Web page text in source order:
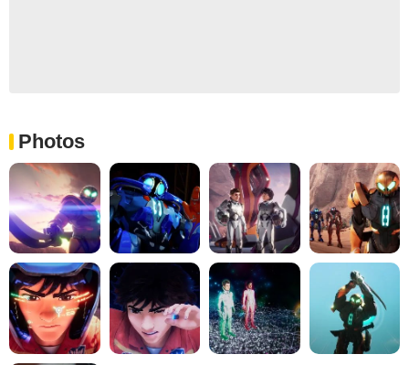
Photos